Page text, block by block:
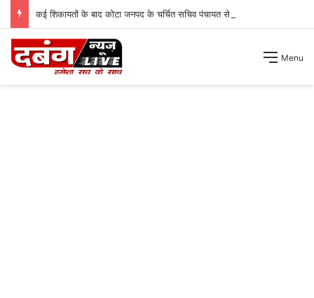
कई शिकायतों के बाद कोटा जनपद के चर्चित सचिव पंचायत से हटाए गए ।
Menu